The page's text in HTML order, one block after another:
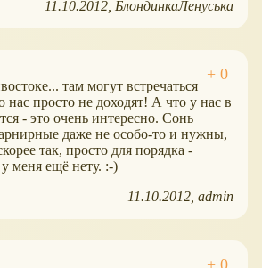
11.10.2012 БлондинкаЛенуська
там могут встречаться
нас просто не доходят! А что у нас в
- это очень интересно. Сонь
даже не особо-то и нужны,
так, просто для порядка -
меня ещё нету. :-)
11.10.2012 admin